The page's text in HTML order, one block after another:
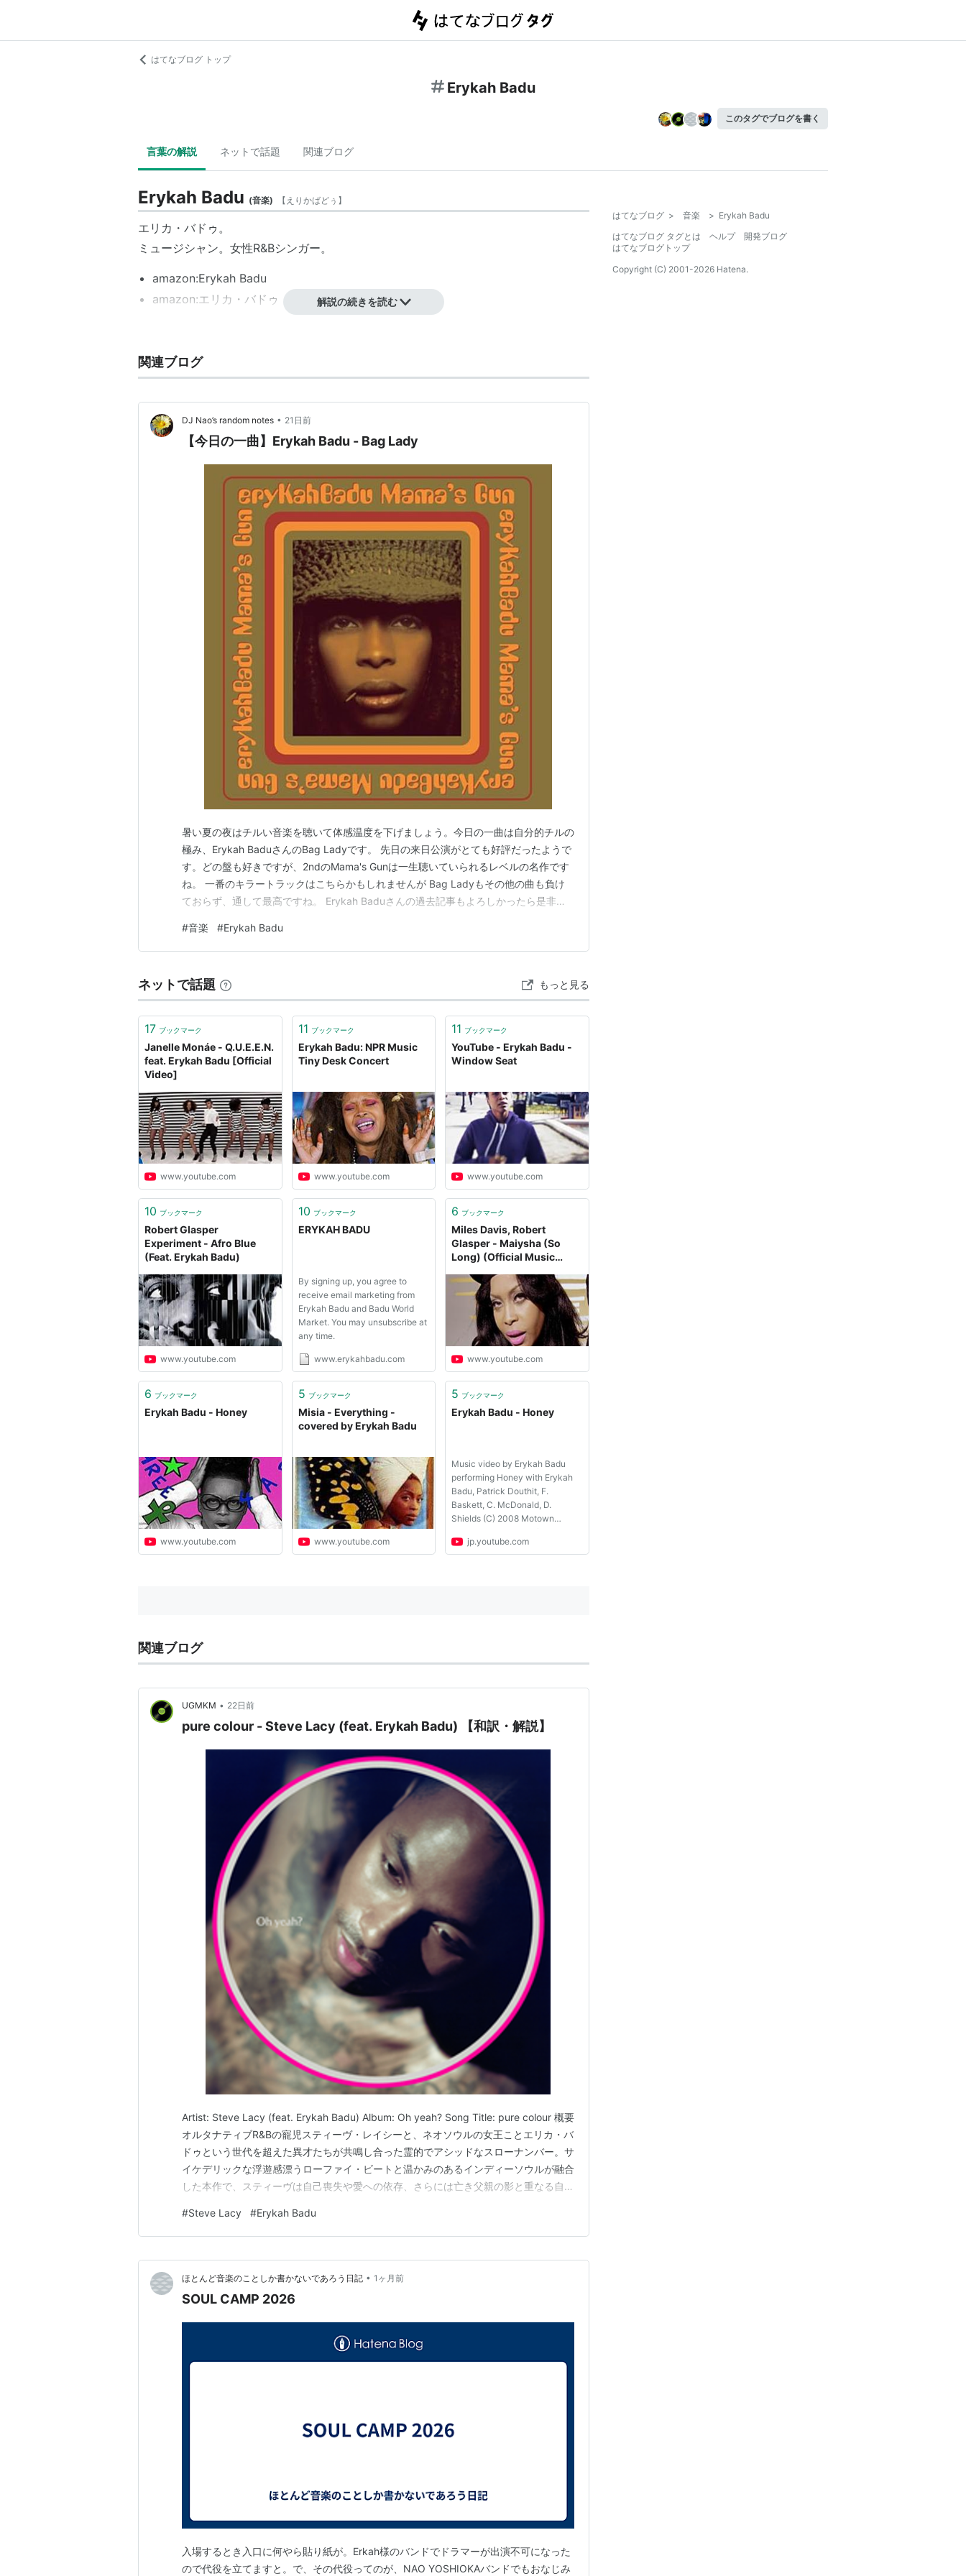
はてなブログ トップ
Erykah Badu
このタグでブログを書く
言葉の解説 ネットで話題 関連ブログ
Erykah Badu (音楽) 【 えりかばどぅ 】
エリカ・バドゥ。
ミュージシャン。女性R&Bシンガー。
amazon:Erykah Badu
amazon:エリカ・バドゥ
解説の続きを読む
関連ブログ
DJ Nao’s random notes • 21日前
【今日の一曲】Erykah Badu - Bag Lady
暑い夏の夜はチルい音楽を聴いて体感温度を下げましょう。今日の一曲は自分的チルの
極み、Erykah BaduさんのBag Ladyです。 先日の来日公演がとても好評だったようで
す。どの盤も好きですが、2ndのMama's Gunは一生聴いていられるレベルの名作です
ね。 一番のキラートラックはこちらかもしれませんが Bag Ladyもその他の曲も負け
ておらず、通して最高ですね。 Erykah Baduさんの過去記事もよろしかったら是非ご
#音楽 #Erykah Badu
ネットで話題 もっと見る
17 ブックマーク
Janelle Monáe - Q.U.E.E.N.
feat. Erykah Badu [Official
Video]
www.youtube.com
11 ブックマーク
Erykah Badu: NPR Music
Tiny Desk Concert
www.youtube.com
11 ブックマーク
YouTube - Erykah Badu -
Window Seat
www.youtube.com
10 ブックマーク
Robert Glasper
Experiment - Afro Blue
(Feat. Erykah Badu)
www.youtube.com
10 ブックマーク
ERYKAH BADU
By signing up, you agree to
receive email marketing from
Erykah Badu and Badu World
Market. You may unsubscribe at
any time.
www.erykahbadu.com
6 ブックマーク
Miles Davis, Robert
Glasper - Maiysha (So
Long) (Official Music
www.youtube.com
6 ブックマーク
Erykah Badu - Honey
www.youtube.com
5 ブックマーク
Misia - Everything -
covered by Erykah Badu
www.youtube.com
5 ブックマーク
Erykah Badu - Honey
Music video by Erykah Badu
performing Honey with Erykah
Badu, Patrick Douthit, F.
Baskett, C. McDonald, D.
Shields (C) 2008 Motown
Recordings, Inc.
jp.youtube.com
関連ブログ
UGMKM • 22日前
pure colour - Steve Lacy (feat. Erykah Badu) 【和訳・解説】
Artist: Steve Lacy (feat. Erykah Badu) Album: Oh yeah? Song Title: pure colour 概要
オルタナティブR&Bの寵児スティーヴ・レイシーと、ネオソウルの女王ことエリカ・バ
ドゥという世代を超えた異才たちが共鳴し合った霊的でアシッドなスローナンバー。サ
イケデリックな浮遊感漂うローファイ・ビートと温かみのあるインディーソウルが融合
した本作で、スティーヴは自己喪失や愛への依存、さらには亡き父親の影と重なる自身
は、エリカ・バドゥがまるで魂の導き手（シャーマ…
#Steve Lacy #Erykah Badu
ほとんど音楽のことしか書かないであろう日記 • 1ヶ月前
SOUL CAMP 2026
入場するとき入口に何やら貼り紙が。Erkah様のバンドでドラマーが出演不可になった
ので代役を立てますと。で、その代役ってのが、NAO YOSHIOKAバンドでもおなじみ
はてなブログ > 音楽 > Erykah Badu
はてなブログ タグとは
ヘルプ
開発ブログ
はてなブログトップ
Copyright (C) 2001-2026 Hatena.